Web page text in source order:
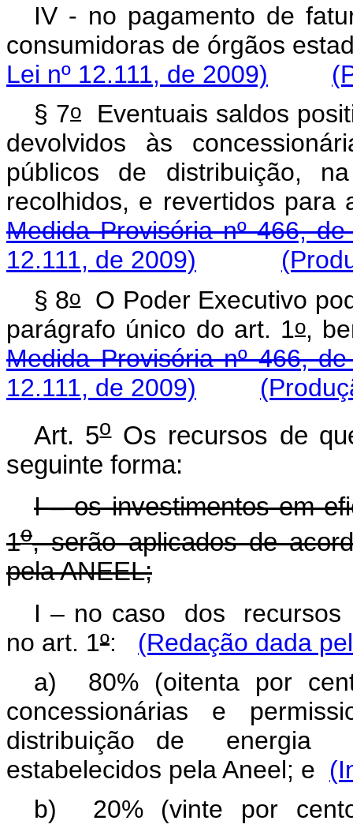
IV - no pagamento de
consumidoras de órgãos
Lei nº 12.111, de 2009)
§ 7oEventuais saldos
devolvidos às
públicos de distribuição,
recolhidos, e revertidos
Medida Provisória nº 466, de
12.111, de 2009)
§ 8oO Poder Executivo
parágrafo único do art. 1o,
Medida Provisória nº 466,
12.111, de 2009)
Art. 5oOs recursos de
seguinte forma:
I – os investimentos em
1o, serão aplicados de
pela ANEEL;
I –no caso dos recursos
no art. 1º: (Redação dada
a) 80% (oitenta por
concessionárias e
distribuição de energia
estabelecidos pela Aneel; e
b) 20% (vinte por